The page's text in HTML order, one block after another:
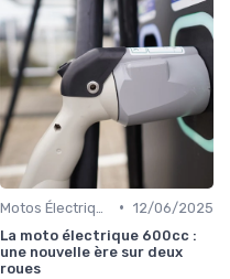
• 12/06/2025
La moto électrique 600cc :
une nouvelle ère sur deux
roues